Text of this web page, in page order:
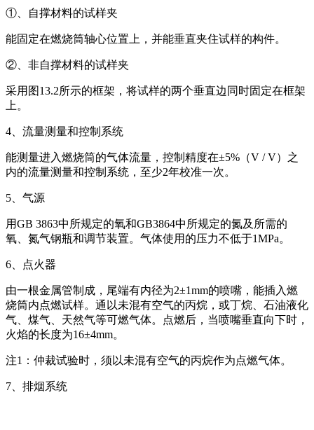
①、自撑材料的试样夹
能固定在燃烧筒轴心位置上，并能垂直夹住试样的构件。
②、非自撑材料的试样夹
采用图13.2所示的框架，将试样的两个垂直边同时固定在框架
上。
4、流量测量和控制系统
能测量进入燃烧筒的气体流量，控制精度在±5%（V / V）之
内的流量测量和控制系统，至少2年校准一次。
5、气源
用GB 3863中所规定的氧和GB3864中所规定的氮及所需的
氧、氮气钢瓶和调节装置。气体使用的压力不低于1MPa。
6、点火器
由一根金属管制成，尾端有内径为2±1mm的喷嘴，能插入燃
烧筒内点燃试样。通以未混有空气的丙烷，或丁烷、石油液化
气、煤气、天然气等可燃气体。点燃后，当喷嘴垂直向下时，
火焰的长度为16±4mm。
注1：仲裁试验时，须以未混有空气的丙烷作为点燃气体。
7、排烟系统